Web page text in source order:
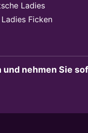
Ladies
Ficken
nehmen Sie